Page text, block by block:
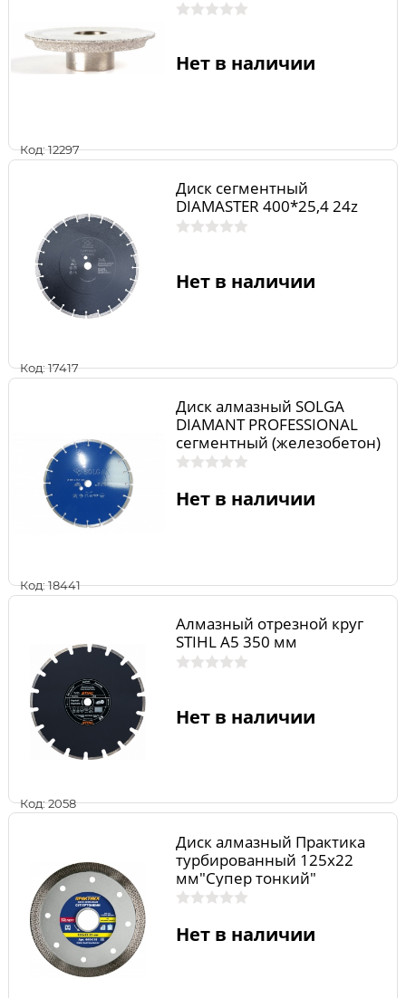
Код: 12297
Нет в наличии
Код: 17417
Диск сегментный
DIAMASTER 400*25,4 24z
Нет в наличии
Код: 18441
Диск алмазный SOLGA
DIAMANT PROFESSIONAL
сегментный (железобетон)
300мм/25,4
Нет в наличии
Код: 2058
Алмазный отрезной круг
STIHL А5 350 мм
Нет в наличии
Диск алмазный Практика
турбированный 125х22
мм"Супер тонкий"
Нет в наличии